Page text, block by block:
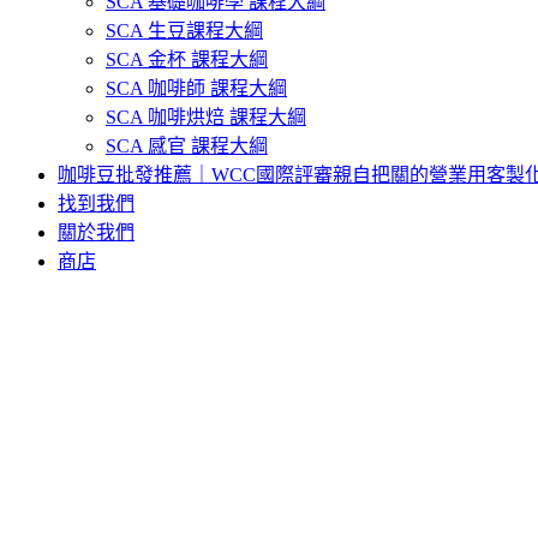
SCA 生豆課程大綱
SCA 金杯 課程大綱
SCA 咖啡師 課程大綱
SCA 咖啡烘焙 課程大綱
SCA 感官 課程大綱
咖啡豆批發推薦｜WCC國際評審親自把關的營業用客製
找到我們
關於我們
商店